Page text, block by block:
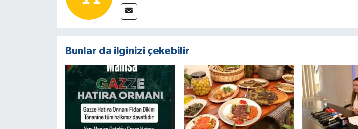
Bunlar da ilginizi çekebilir